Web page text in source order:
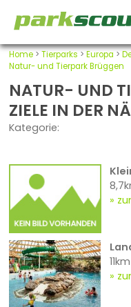
Home> Tierparks > Europa >
Natur- und Tierpark Brüggen
NATUR- UND
ZIELE IN DER
Kategorie: